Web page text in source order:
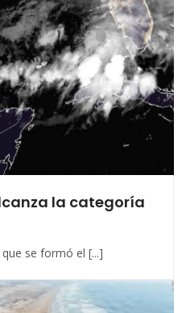
la categoría
se formó el [...]